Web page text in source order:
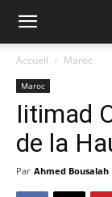
Accueil Maroc
Maroc
Iitimad
de la
Par Ahmed Bousalah